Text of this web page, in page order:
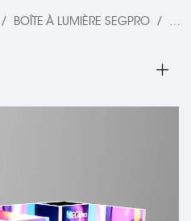
/ BOÎTE À LUMIÈRE SEGPRO /